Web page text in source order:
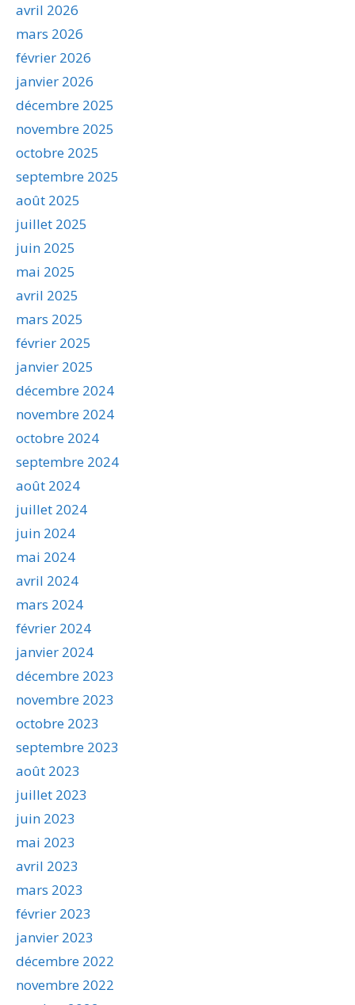
avril 2026
mars 2026
février 2026
janvier 2026
décembre 2025
novembre 2025
octobre 2025
septembre 2025
août 2025
juillet 2025
juin 2025
mai 2025
avril 2025
mars 2025
février 2025
janvier 2025
décembre 2024
novembre 2024
octobre 2024
septembre 2024
août 2024
juillet 2024
juin 2024
mai 2024
avril 2024
mars 2024
février 2024
janvier 2024
décembre 2023
novembre 2023
octobre 2023
septembre 2023
août 2023
juillet 2023
juin 2023
mai 2023
avril 2023
mars 2023
février 2023
janvier 2023
décembre 2022
novembre 2022